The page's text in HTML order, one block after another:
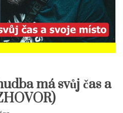
má svůj čas a